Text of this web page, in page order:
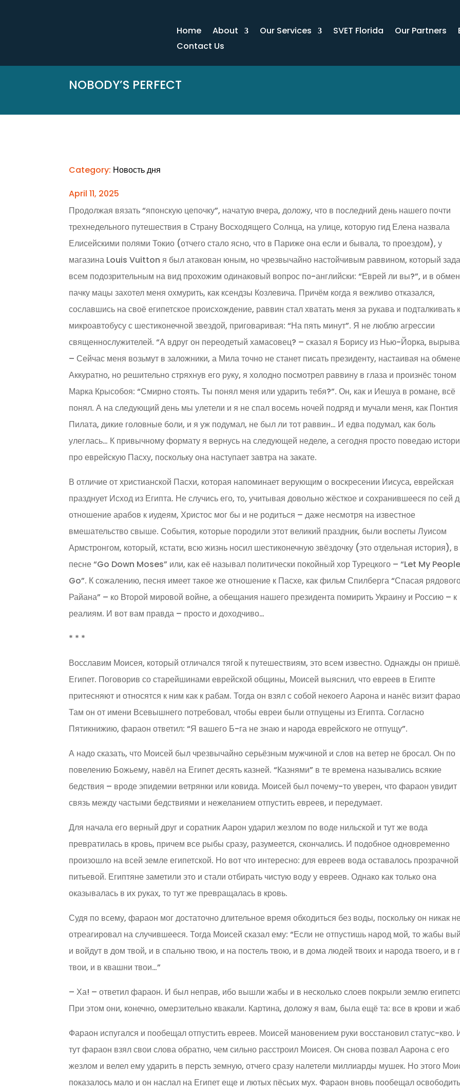
Home About Our Services SVET Florida Our Partners
Contact Us
NOBODY’S PERFECT
Category: Новость дня
April 11, 2025
Продолжая вязать “японскую цепочку”, начатую вчера, доложу, что в последний день нашего почти
трехнедельного путешествия в Страну Восходящего Солнца, на улице, которую гид Елена назвала
Елисейскими полями Токио (отчего стало ясно, что в Париже она если и бывала, то проездом), у
магазина Louis Vuitton я был атакован юным, но чрезвычайно настойчивым раввином, который
всем подозрительным на вид прохожим одинаковый вопрос по-английски: “Еврей ли вы?”, и в
пачку мацы захотел меня охмурить, как ксендзы Козлевича. Причём когда я вежливо отказался,
сославшись на своё египетское происхождение, раввин стал хватать меня за рукава и подталкивать к
микроавтобусу с шестиконечной звездой, приговаривая: “На пять минут”. Я не люблю агрессии
священнослужителей. “А вдруг он переодетый хамасовец? – сказал я Борису из Нью-Йорка,
– Сейчас меня возьмут в заложники, а Мила точно не станет писать президенту, настаивая на
Аккуратно, но решительно стряхнув его руку, я холодно посмотрел раввину в глаза и произнёс тоном
Марка Крысобоя: “Смирно стоять. Ты понял меня или ударить тебя?”. Он, как и Иешуа в романе, всё
понял. А на следующий день мы улетели и я не спал восемь ночей подряд и мучали меня, как Понтия
Пилата, дикие головные боли, и я уж подумал, не был ли тот раввин… И едва подумал, как боль
улеглась… К привычному формату я вернусь на следующей неделе, а сегодня просто поведаю
про еврейскую Пасху, поскольку она наступает завтра на закате.
В отличие от христианской Пасхи, которая напоминает верующим о воскресении Иисуса, еврейская
празднует Исход из Египта. Не случись его, то, учитывая довольно жёсткое и сохранившееся по сей
отношение арабов к иудеям, Христос мог бы и не родиться – даже несмотря на известное
вмешательство свыше. События, которые породили этот великий праздник, были воспеты Луисом
Армстронгом, который, кстати, всю жизнь носил шестиконечную звёздочку (это отдельная история), в
песне “Go Down Moses” или, как её называл политически покойный хор Турецкого – “Let My People
Go”. К сожалению, песня имеет такое же отношение к Пасхе, как фильм Спилберга “Спасая
Райана” – ко Второй мировой войне, а обещания нашего президента помирить Украину и Россию – к
реалиям. И вот вам правда – просто и доходчиво…
* * *
Восславим Моисея, который отличался тягой к путешествиям, это всем известно. Однажды он
Египет. Поговорив со старейшинами еврейской общины, Моисей выяснил, что евреев в Египте
притесняют и относятся к ним как к рабам. Тогда он взял с собой некоего Аарона и нанёс визит
Там он от имени Всевышнего потребовал, чтобы евреи были отпущены из Египта. Согласно
Пятикнижию, фараон ответил: “Я вашего Б-га не знаю и народа еврейского не отпущу”.
А надо сказать, что Моисей был чрезвычайно серьёзным мужчиной и слов на ветер не бросал. Он по
повелению Божьему, навёл на Египет десять казней. “Казнями” в те времена назывались всякие
бедствия – вроде эпидемии ветрянки или ковида. Моисей был почему-то уверен, что фараон увидит
связь между частыми бедствиями и нежеланием отпустить евреев, и передумает.
Для начала его верный друг и соратник Аарон ударил жезлом по воде нильской и тут же вода
превратилась в кровь, причем все рыбы сразу, разумеется, скончались. И подобное одновременно
произошло на всей земле египетской. Но вот что интересно: для евреев вода оставалось прозрачной
питьевой. Египтяне заметили это и стали отбирать чистую воду у евреев. Однако как только она
оказывалась в их руках, то тут же превращалась в кровь.
Судя по всему, фараон мог достаточно длительное время обходиться без воды, поскольку он никак
отреагировал на случившееся. Тогда Моисей сказал ему: “Если не отпустишь народ мой, то жабы
и войдут в дом твой, и в спальню твою, и на постель твою, и в дома людей твоих и народа твоего, и в
твои, и в квашни твои…”
– Ха! – ответил фараон. И был неправ, ибо вышли жабы и в несколько слоев покрыли землю
При этом они, конечно, омерзительно квакали. Картина, доложу я вам, была ещё та: все в крови и
Фараон испугался и пообещал отпустить евреев. Моисей мановением руки восстановил статус-кво.
тут фараон взял свои слова обратно, чем сильно расстроил Моисея. Он снова позвал Аарона с его
жезлом и велел ему ударить в персть земную, отчего сразу налетели миллиарды мушек. Но этого
показалось мало и он наслал на Египет еще и лютых пёсьих мух. Фараон вновь пообещал освободить